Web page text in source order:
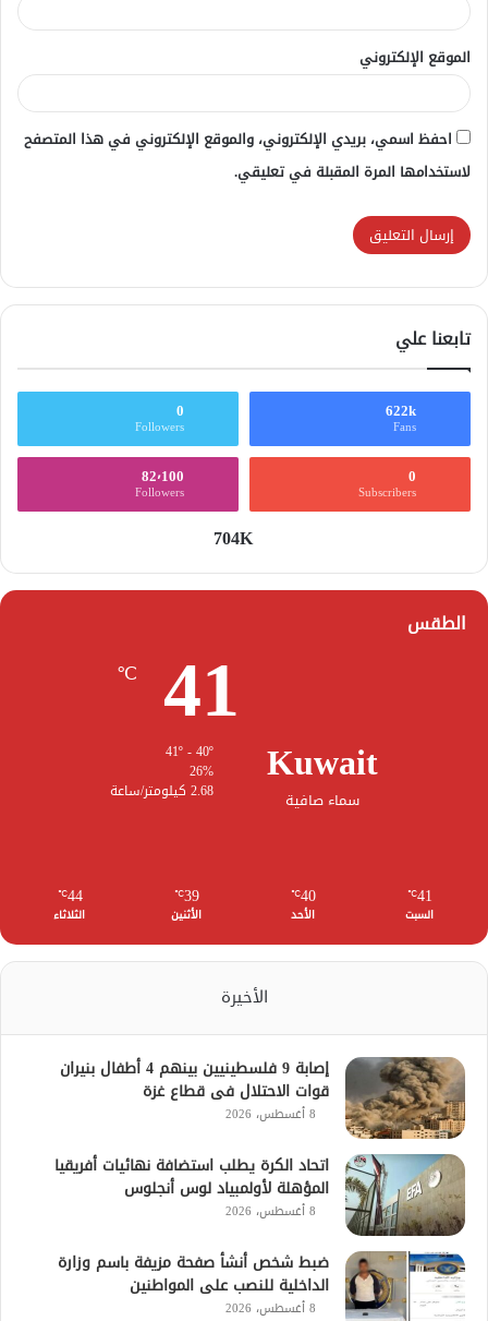
الموقع الإلكتروني
احفظ اسمي، بريدي الإلكتروني، والموقع الإلكتروني في هذا المتصفح
لاستخدامها المرة المقبلة في تعليقي.
تابعنا علي
622k
Fans
0
Followers
0
Subscribers
82٬100
Followers
704K
الطقس
Kuwait
سماء صافية
41
℃
26%
2.68 كيلومتر/ساعة
41
℃
السبت
40
℃
الأحد
39
℃
الأثنين
44
℃
الثلاثاء
الأخيرة
إصابة 9 فلسطينيين بينهم 4 أطفال بنيران
قوات الاحتلال فى قطاع غزة
8 أغسطس، 2026
اتحاد الكرة يطلب استضافة نهائيات أفريقيا
المؤهلة لأولمبياد لوس أنجلوس
8 أغسطس، 2026
ضبط شخص أنشأ صفحة مزيفة باسم وزارة
الداخلية للنصب على المواطنين
8 أغسطس، 2026